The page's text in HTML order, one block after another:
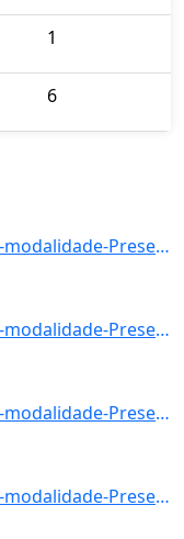
1
6
155: municipio-Teresina-centro-CCE-modalidade-Presencial-convenio--selecao-SISU_COTA-cota-AA-6-sexo-M-uf-]
156: municipio-Teresina-centro-CCE-modalidade-Presencial-convenio--selecao-SISU_COTA-cota-AA-7-sexo--uf--]
157: municipio-Teresina-centro-CCE-modalidade-Presencial-convenio--selecao-SISU_COTA-cota-AA-8-sexo-M-uf-]
158: municipio-Teresina-centro-CCE-modalidade-Presencial-convenio--selecao-SISU-cota-AC-sexo-F-uf--ano_in]